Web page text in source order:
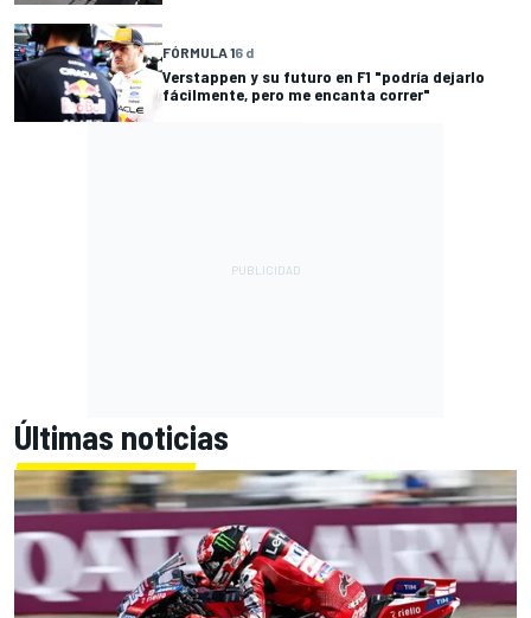
FÓRMULA 16 d
Verstappen y su futuro en F1 "podría dejarlo
fácilmente, pero me encanta correr"
Últimas noticias